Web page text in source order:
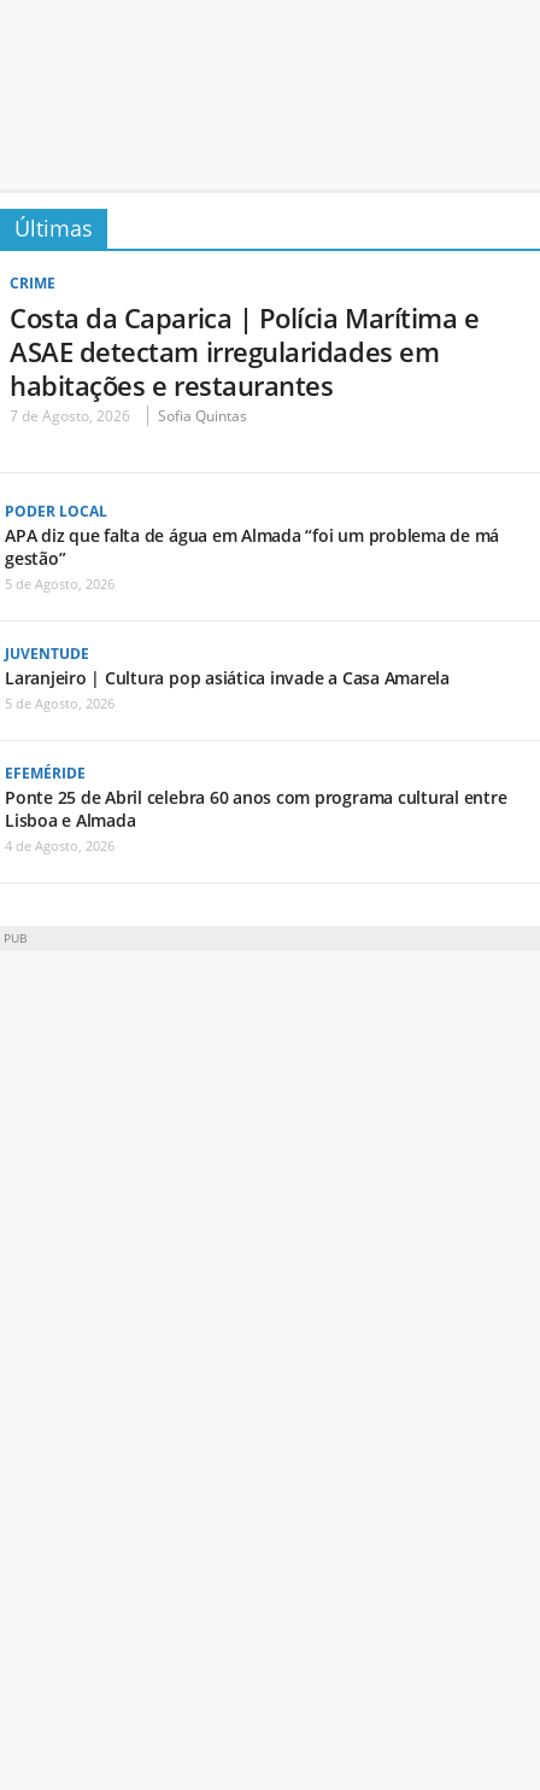
Últimas
CRIME
Costa da Caparica | Polícia Marítima e
ASAE detectam irregularidades em
habitações e restaurantes
7 de Agosto, 2026 Sofia Quintas
PODER LOCAL
APA diz que falta de água em Almada “foi um problema de má
gestão”
5 de Agosto, 2026
JUVENTUDE
Laranjeiro | Cultura pop asiática invade a Casa Amarela
5 de Agosto, 2026
EFEMÉRIDE
Ponte 25 de Abril celebra 60 anos com programa cultural entre
Lisboa e Almada
4 de Agosto, 2026
PUB